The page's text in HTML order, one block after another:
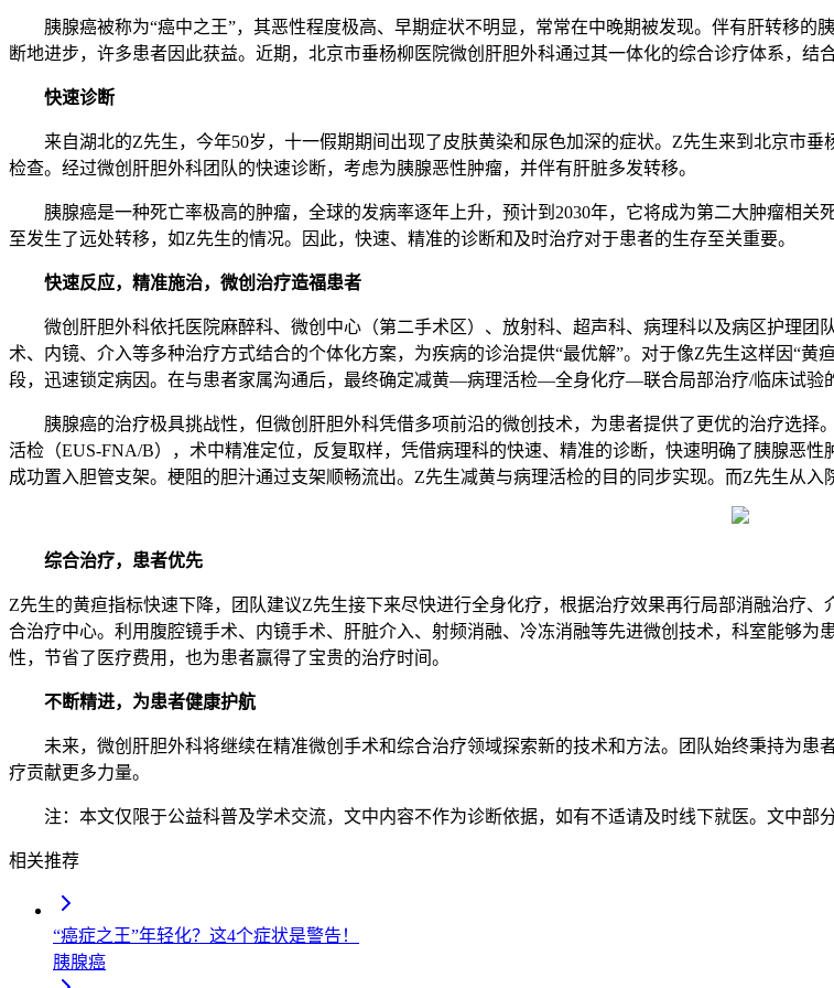
胰腺癌被称为“癌中之王”，其恶性程度极高、早期症状不明显，常常在中晚期被发现。伴有肝转移
断地进步，许多患者因此获益。近期，北京市垂杨柳医院微创肝胆外科通过其一体化的综合诊疗体系，结
快速诊断
来自湖北的Z先生，今年50岁，十一假期期间出现了皮肤黄染和尿色加深的症状。Z先生来到北京市
检查。经过微创肝胆外科团队的快速诊断，考虑为胰腺恶性肿瘤，并伴有肝脏多发转移。
胰腺癌是一种死亡率极高的肿瘤，全球的发病率逐年上升，预计到2030年，它将成为第二大肿瘤相
至发生了远处转移，如Z先生的情况。因此，快速、精准的诊断和及时治疗对于患者的生存至关重要。
快速反应，精准施治，微创治疗造福患者
微创肝胆外科依托医院麻醉科、微创中心（第二手术区）、放射科、超声科、病理科以及病区护理
术、内镜、介入等多种治疗方式结合的个体化方案，为疾病的诊治提供“最优解”。对于像Z先生这样因“
段，迅速锁定病因。在与患者家属沟通后，最终确定减黄—病理活检—全身化疗—联合局部治疗/临床试验
胰腺癌的治疗极具挑战性，但微创肝胆外科凭借多项前沿的微创技术，为患者提供了更优的治疗选
活检（EUS-FNA/B），术中精准定位，反复取样，凭借病理科的快速、精准的诊断，快速明确了胰腺恶
成功置入胆管支架。梗阻的胆汁通过支架顺畅流出。Z先生减黄与病理活检的目的同步实现。而Z先生从入
综合治疗，患者优先
Z先生的黄疸指标快速下降，团队建议Z先生接下来尽快进行全身化疗，根据治疗效果再行局部消融治疗
合治疗中心。利用腹腔镜手术、内镜手术、肝脏介入、射频消融、冷冻消融等先进微创技术，科室能够
性，节省了医疗费用，也为患者赢得了宝贵的治疗时间。
不断精进，为患者健康护航
未来，微创肝胆外科将继续在精准微创手术和综合治疗领域探索新的技术和方法。团队始终秉持为
疗贡献更多力量。
注：本文仅限于公益科普及学术交流，文中内容不作为诊断依据，如有不适请及时线下就医。文中部
相关推荐
“癌症之王”年轻化？这4个症状是警告！
胰腺癌